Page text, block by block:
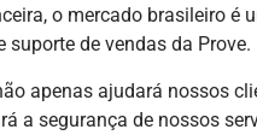
o mercado brasileiro é
de vendas da Prove.
apenas ajudará nossos
a segurança de nossos